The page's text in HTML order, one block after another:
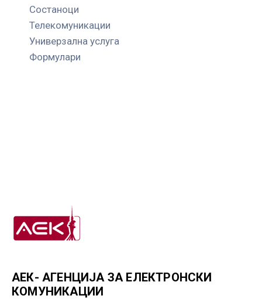
Состаноци
Телекомуникации
Универзална услуга
Формулари
АЕК- АГЕНЦИЈА ЗА ЕЛЕКТРОНСКИ
КОМУНИКАЦИИ